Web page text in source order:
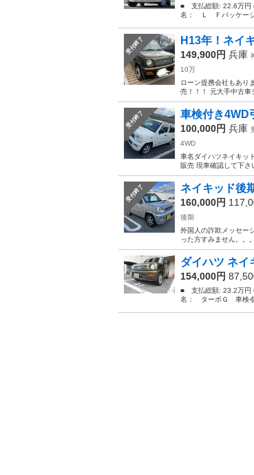
■ 支払総額: 22.6万
名： Ｌ Ｆパッケー
受付終了 H13年！ネイ
149,900円 兵庫
10万
ローン提携会社もあり
売！！！ 元大手中古車
受付終了 車検付き4WD
100,000円 兵庫
4WD
車名ダイハツネイキッ
販売 現車確認して下
受付終了 ネイキッド後
160,000円
後期
外国人の詐欺メッセー
った方すみません。。
ダイハツ ネ
154,000円
■ 支払総額: 23.2万
名： ターボＧ 車検令